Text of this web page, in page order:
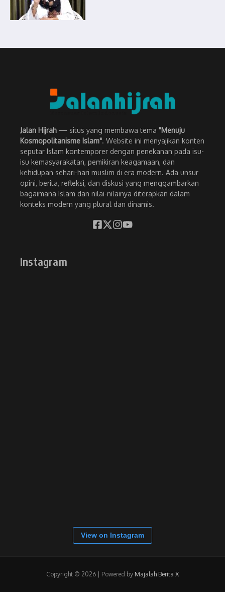
Jalan Hijrah — situs yang membawa tema "Menuju
Kosmopolitanisme Islam". Website ini menyajikan konten
seputar Islam kontemporer dengan penekanan pada isu-
isu kemasyarakatan, pemikiran keagamaan, dan
kehidupan sehari-hari muslim di era modern. Ada unsur
opini, berita, refleksi, dan diskusi yang menggambarkan
bagaimana Islam dan nilai-nilainya diterapkan dalam
konteks modern yang plural dan dinamis.
Instagram
View on Instagram
Copyright © 2026 | Powered by Majalah Berita X